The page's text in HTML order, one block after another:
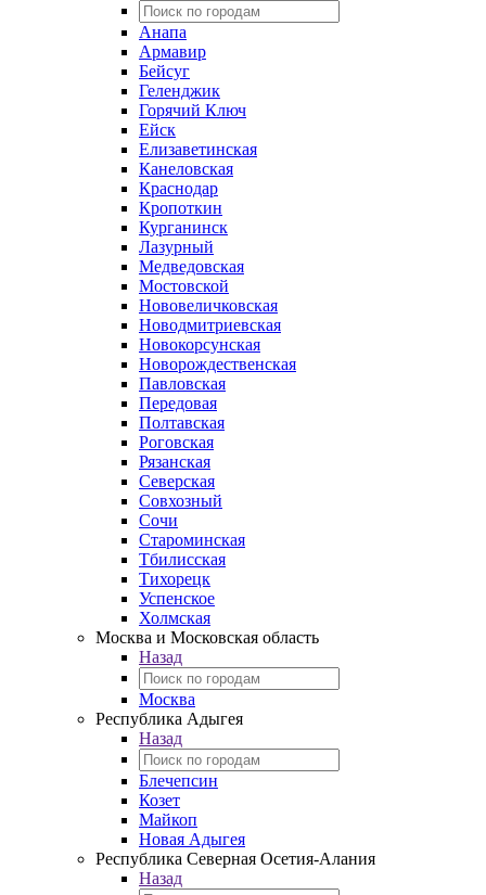
Анапа
Армавир
Бейсуг
Геленджик
Горячий Ключ
Ейск
Елизаветинская
Канеловская
Краснодар
Кропоткин
Курганинск
Лазурный
Медведовская
Мостовской
Нововеличковская
Новодмитриевская
Новокорсунская
Новорождественская
Павловская
Передовая
Полтавская
Роговская
Рязанская
Северская
Совхозный
Сочи
Староминская
Тбилисская
Тихорецк
Успенское
Холмская
Москва и Московская область
Назад
Москва
Республика Адыгея
Назад
Блечепсин
Козет
Майкоп
Новая Адыгея
Республика Северная Осетия-Алания
Назад